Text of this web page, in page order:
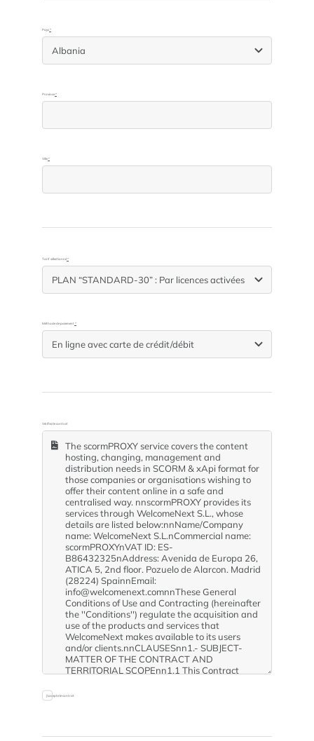
Pays*
Province*
Ville*
Tarif sélectionné*
Méthode de paiement *
Vérifiez le contrat
J'accepte le contrat